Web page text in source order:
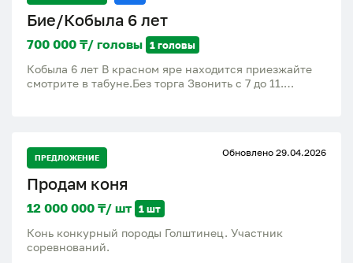
Бие/Кобыла 6 лет
700 000 ₸/ головы 1 головы
Кобыла 6 лет В красном яре находится приезжайте
смотрите в табуне.Без торга Звонить с 7 до 11.
ПРЕДЛОЖЕНИЕ Обновлено 29.04.2026
Продам коня
12 000 000 ₸/ шт 1 шт
Конь конкурный породы Голштинец. Участник
соревнований.